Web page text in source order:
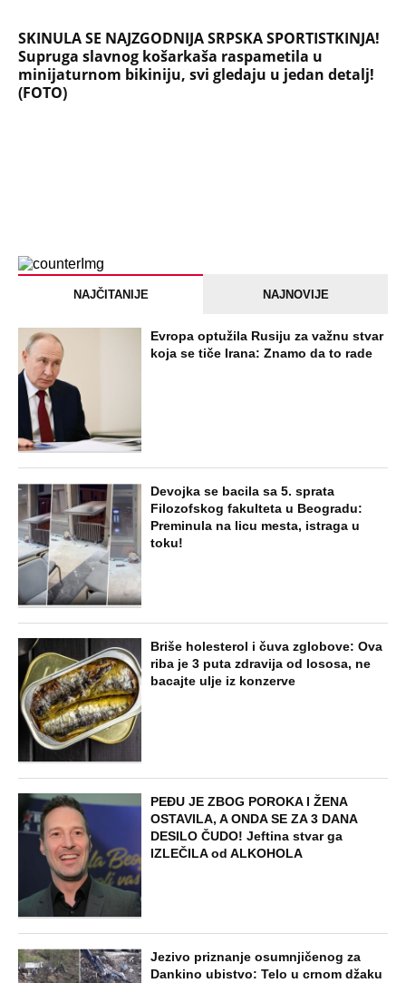
SKINULA SE NAJZGODNIJA SRPSKA SPORTISTKINJA!
Supruga slavnog košarkaša raspametila u
minijaturnom bikiniju, svi gledaju u jedan detalj!
(FOTO)
NAJČITANIJE NAJNOVIJE
Evropa optužila Rusiju za važnu stvar
koja se tiče Irana: Znamo da to rade
Devojka se bacila sa 5. sprata
Filozofskog fakulteta u Beogradu:
Preminula na licu mesta, istraga u
toku!
Briše holesterol i čuva zglobove: Ova
riba je 3 puta zdravija od lososa, ne
bacajte ulje iz konzerve
PEĐU JE ZBOG POROKA I ŽENA
OSTAVILA, A ONDA SE ZA 3 DANA
DESILO ČUDO! Jeftina stvar ga
IZLEČILA od ALKOHOLA
Jezivo priznanje osumnjičenog za
Dankino ubistvo: Telo u crnom džaku